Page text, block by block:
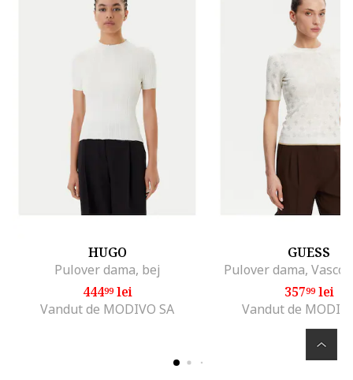
HUGO
Pulover dama, bej
44499lei
Vandut de MODIVO SA
GUESS
Pulover dama,
35799lei
Vandut de